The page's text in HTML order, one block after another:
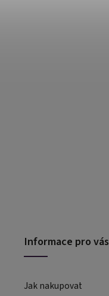
Informace pro vás
Jak nakupovat